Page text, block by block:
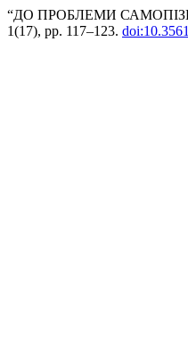
“ДО ПРОБЛЕМИ
1(17), pp. 117–123.